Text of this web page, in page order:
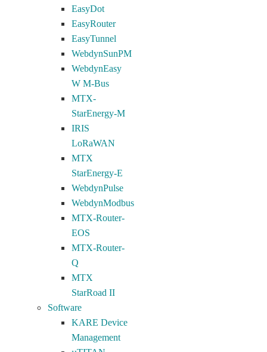
EasyDot
EasyRouter
EasyTunnel
WebdynSunPM
WebdynEasy
W M-Bus
MTX-
StarEnergy-M
IRIS
LoRaWAN
MTX
StarEnergy-E
WebdynPulse
WebdynModbus
MTX-Router-
EOS
MTX-Router-
Q
MTX
StarRoad II
Software
KARE Device
Management